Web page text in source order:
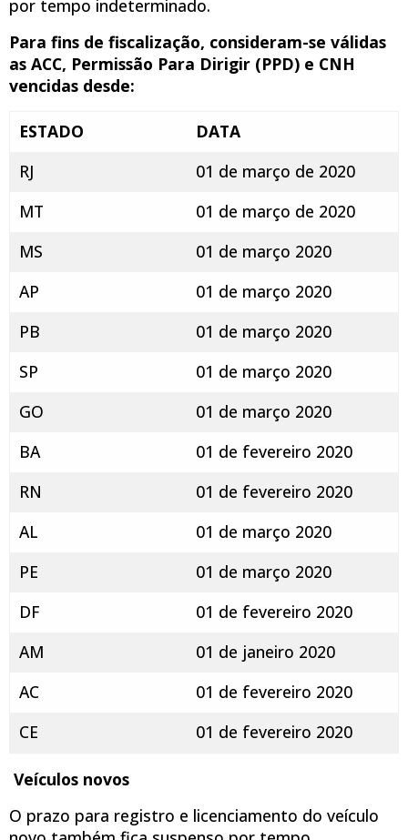
por tempo indeterminado.
Para fins de fiscalização, consideram-se válidas
as ACC, Permissão Para Dirigir (PPD) e CNH
vencidas desde:
ESTADO
DATA
RJ
01 de março de 2020
MT
01 de março de 2020
MS
01 de março 2020
AP
01 de março 2020
PB
01 de março 2020
SP
01 de março 2020
GO
01 de março 2020
BA
01 de fevereiro 2020
RN
01 de fevereiro 2020
AL
01 de março 2020
PE
01 de março 2020
DF
01 de fevereiro 2020
AM
01 de janeiro 2020
AC
01 de fevereiro 2020
CE
01 de fevereiro 2020
Veículos novos
O prazo para registro e licenciamento do veículo